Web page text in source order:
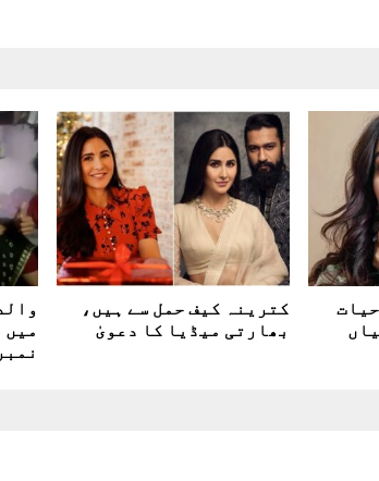
کترینہ کیف حمل سے ہیں،
بھارتی میڈیا کا دعویٰ